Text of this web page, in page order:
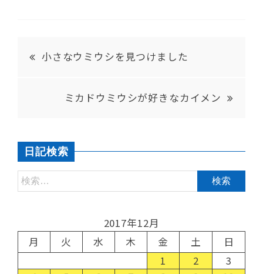
小さなウミウシを見つけました
ミカドウミウシが好きなカイメン
日記検索
2017年12月
月
火 水 木 金 土
日
1
2
3